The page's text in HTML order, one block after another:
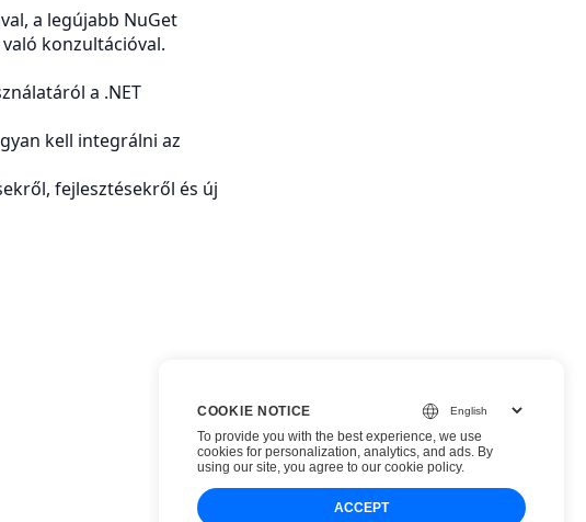
a legújabb NuGet
konzultációval.
a .NET
kell integrálni az
fejlesztésekről és új
COOKIE NOTICE
To provide you with the best experience, we use
cookies for personalization, analytics, and ads. By
using our site, you agree to our cookie policy.
ACCEPT